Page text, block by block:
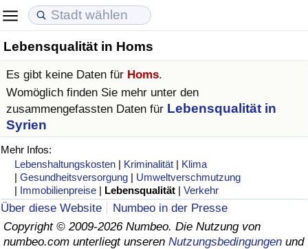
Lebensqualität in Homs
Es gibt keine Daten für Homs.
Womöglich finden Sie mehr unter den
zusammengefassten Daten für Lebensqualität in
Syrien
Mehr Infos:
Lebenshaltungskosten | Kriminalität | Klima
|Gesundheitsversorgung | Umweltverschmutzung
| Immobilienpreise | Lebensqualität |Verkehr
Über diese Website
Numbeo in der Presse
Copyright © 2009-2026 Numbeo. Die Nutzung von
numbeo.com unterliegt unseren Nutzungsbedingungen und
Lebenshaltungskosten
Lebenshaltungskosten-Index (aktuell)
Lebenshaltungskosten-Index
Lebenshaltungskosten-Index nach Land
in Akaba
Immobilienpreise
Immobilienpreis-Index (aktuell)
Immobilienpreis-Index
Immobilienpreis-Index nach Land
Lebensqualität
Lebensqualität-Index
Lebensqualität-Index (aktuell)
Lebensqualitätsindex nach Land
Kriminalität
Kriminalitäts-Index (aktuell)